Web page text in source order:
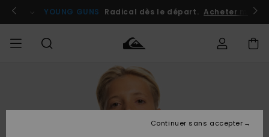
l'information
le
Se connecter / s'inscrire
YOUNG GUNS Radical dès le départ. Acheter
Vêtements
Vêtements
Shop
Surf
Shop
Homme
Snow
Shop
Homme
Outlet
Homme
Accéder à
ma
commande
Continuer sans accepter